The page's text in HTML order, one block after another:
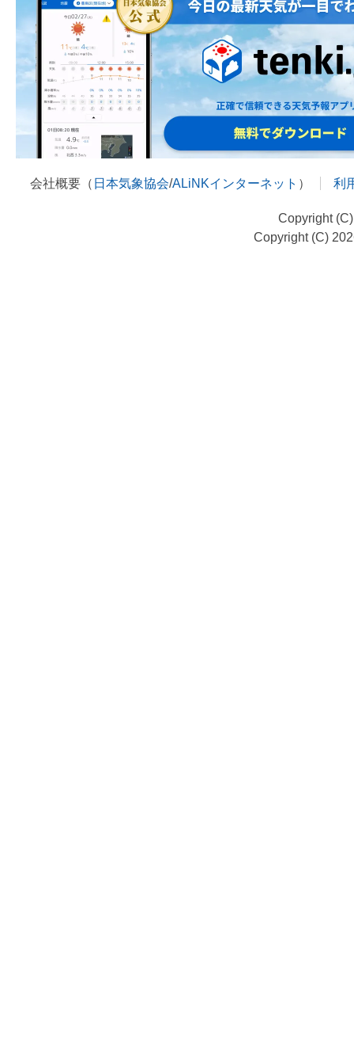
会社概要（ 日本気象協会/ALiNKインターネット ） 利
Copyright
Copyright (C)